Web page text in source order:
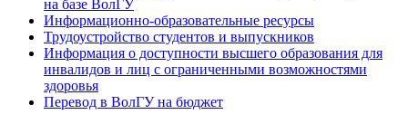
на базе ВолГУ
Информационно-образовательные ресурсы
Трудоустройство студентов и выпускников
Информация о доступности высшего образования для
инвалидов и лиц с ограниченными возможностями
здоровья
Перевод в ВолГУ на бюджет